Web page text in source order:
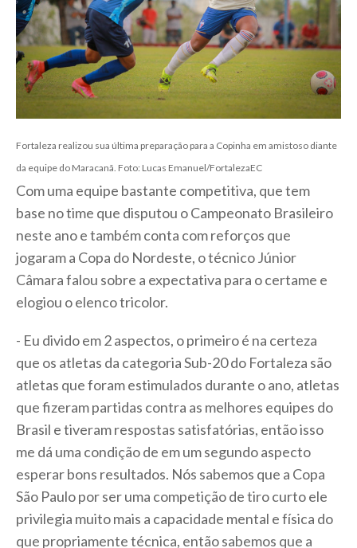
Fortaleza realizou sua última preparação para a Copinha em amistoso diante
da equipe do Maracanã. Foto: Lucas Emanuel/FortalezaEC
Com uma equipe bastante competitiva, que tem
base no time que disputou o Campeonato Brasileiro
neste ano e também conta com reforços que
jogaram a Copa do Nordeste, o técnico Júnior
Câmara falou sobre a expectativa para o certame e
elogiou o elenco tricolor.
- Eu divido em 2 aspectos, o primeiro é na certeza
que os atletas da categoria Sub-20 do Fortaleza são
atletas que foram estimulados durante o ano, atletas
que fizeram partidas contra as melhores equipes do
Brasil e tiveram respostas satisfatórias, então isso
me dá uma condição de em um segundo aspecto
esperar bons resultados. Nós sabemos que a Copa
São Paulo por ser uma competição de tiro curto ele
privilegia muito mais a capacidade mental e física do
que propriamente técnica, então sabemos que a